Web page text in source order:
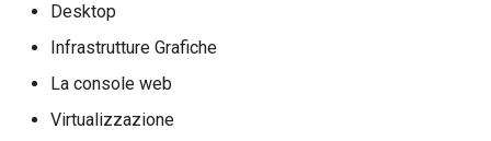
Desktop
Infrastrutture Grafiche
La console web
Virtualizzazione